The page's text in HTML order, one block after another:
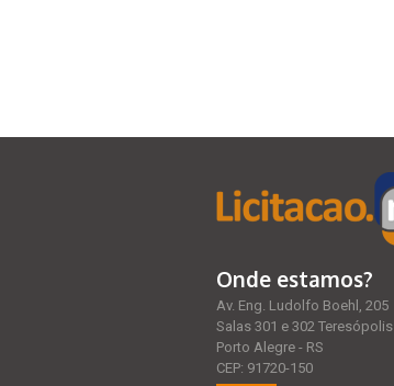
Onde estamos?
Av. Eng. Ludolfo Boehl, 205
Salas 301 e 302 Teresópolis
Porto Alegre - RS
CEP: 91720-150